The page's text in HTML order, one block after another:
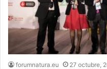
forumnatura.eu 27 octubre,